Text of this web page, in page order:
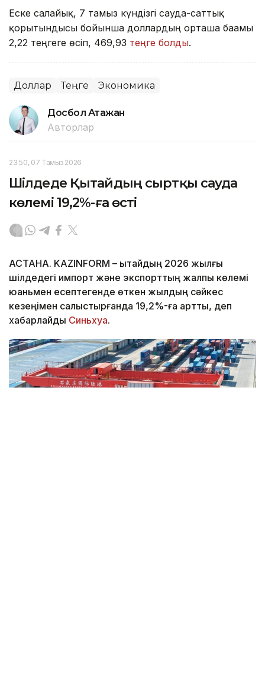
Еске салайық, 7 тамыз күндізгі сауда-саттық
қорытындысы бойынша доллардың орташа бағамы
2,22 теңгеге өсіп, 469,93 теңге болды.
Доллар Теңге Экономика
Досбол Атажан
Авторлар
23:50, 07 Тамыз 2026
Шілдеде Қытайдың сыртқы сауда
көлемі 19,2%-ға өсті
АСТАНА. KAZINFORM – Қытайдың 2026 жылғы
шілдедегі импорт және экспорттың жалпы көлемі
юаньмен есептегенде өткен жылдың сәйкес
кезеңімен салыстырғанда 19,2%-ға артты, деп
хабарлайды Синьхуа.